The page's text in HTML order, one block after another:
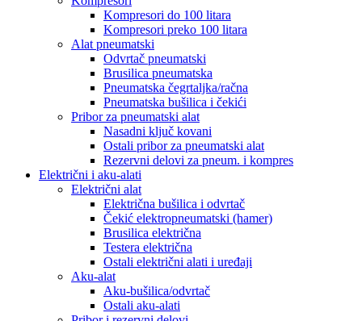
Kompresori do 100 litara
Kompresori preko 100 litara
Alat pneumatski
Odvrtač pneumatski
Brusilica pneumatska
Pneumatska čegrtaljka/račna
Pneumatska bušilica i čekići
Pribor za pneumatski alat
Nasadni ključ kovani
Ostali pribor za pneumatski alat
Rezervni delovi za pneum. i kompres
Električni i aku-alati
Električni alat
Električna bušilica i odvrtač
Čekić elektropneumatski (hamer)
Brusilica električna
Testera električna
Ostali električni alati i uređaji
Aku-alat
Aku-bušilica/odvrtač
Ostali aku-alati